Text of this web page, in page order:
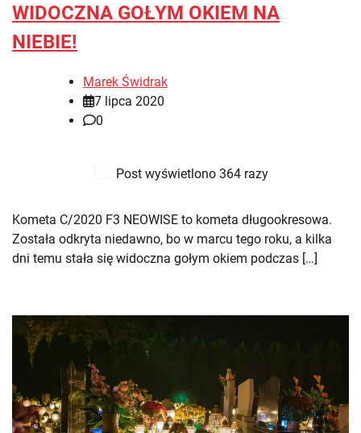
WIDOCZNA GOŁYM OKIEM NA
NIEBIE!
Marek Świdrak
7 lipca 2020
0
Post wyświetlono 364 razy
Kometa C/2020 F3 NEOWISE to kometa długookresowa.
Została odkryta niedawno, bo w marcu tego roku, a kilka
dni temu stała się widoczna gołym okiem podczas […]